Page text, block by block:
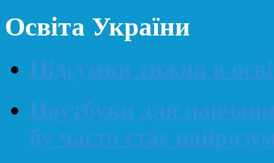
Освіта України
Підсумки тижня в
Ноутбуки для
бу часто стає